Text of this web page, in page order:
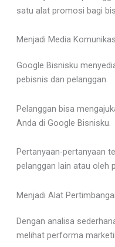
satu alat promosi bagi
Menjadi Media
Google Bisnisku
pebisnis dan pelanggan.
Pelanggan bisa
Anda di Google Bisnisku.
Pertanyaan-pertanyaan
pelanggan lain atau oleh
Menjadi Alat
Dengan analisa
melihat performa